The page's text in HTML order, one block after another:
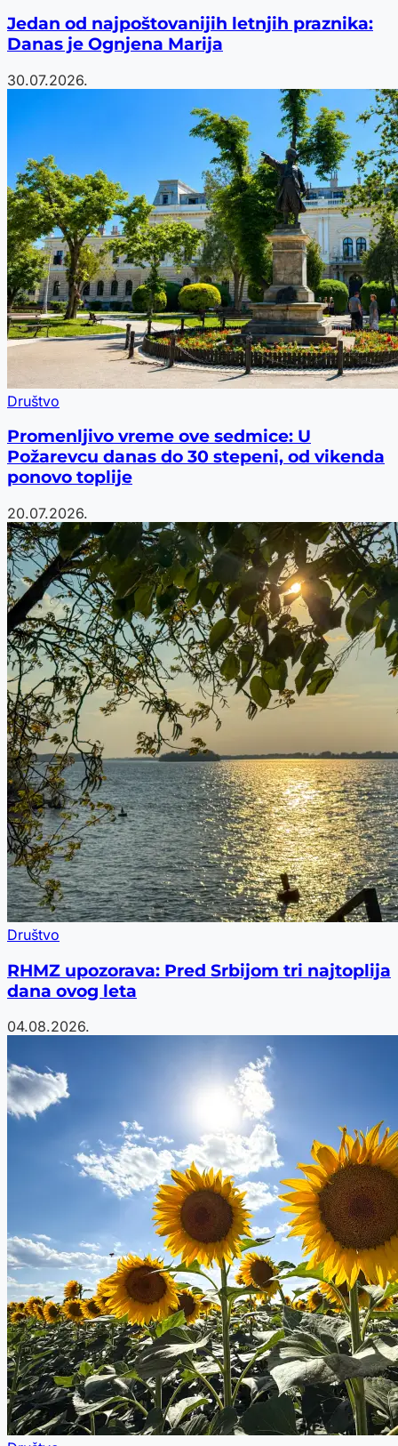
Jedan od najpoštovanijih letnjih praznika:
Danas je Ognjena Marija
30.07.2026.
Društvo
Promenljivo vreme ove sedmice: U
Požarevcu danas do 30 stepeni, od vikenda
ponovo toplije
20.07.2026.
Društvo
RHMZ upozorava: Pred Srbijom tri najtoplija
dana ovog leta
04.08.2026.